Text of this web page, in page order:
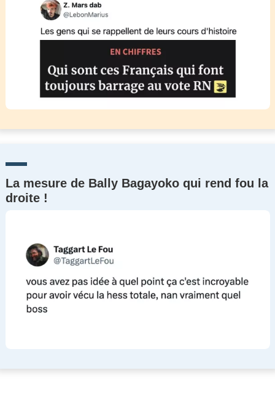
La mesure de Bally Bagayoko qui rend fou la
droite !